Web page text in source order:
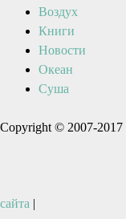
Воздух
Книги
Новости
Океан
Суша
Copyright © 2007-2017
сайта |